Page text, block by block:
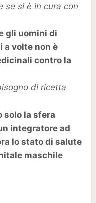
se si è in cura con
gli uomini di
a volte non è
contro la
di ricetta
solo la sfera
integratore ad
lo stato di salute
maschile